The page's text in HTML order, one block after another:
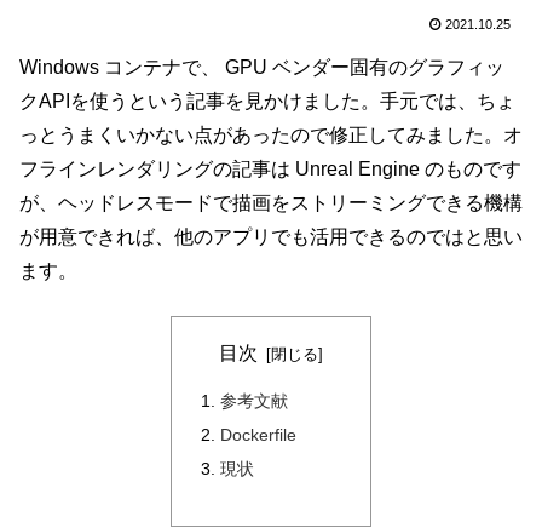
2021.10.25
Windows コンテナで、 GPU ベンダー固有のグラフィッ
クAPIを使うという記事を見かけました。手元では、ちょ
っとうまくいかない点があったので修正してみました。オ
フラインレンダリングの記事は Unreal Engine のものです
が、ヘッドレスモードで描画をストリーミングできる機構
が用意できれば、他のアプリでも活用できるのではと思い
ます。
目次
参考文献
Dockerfile
現状